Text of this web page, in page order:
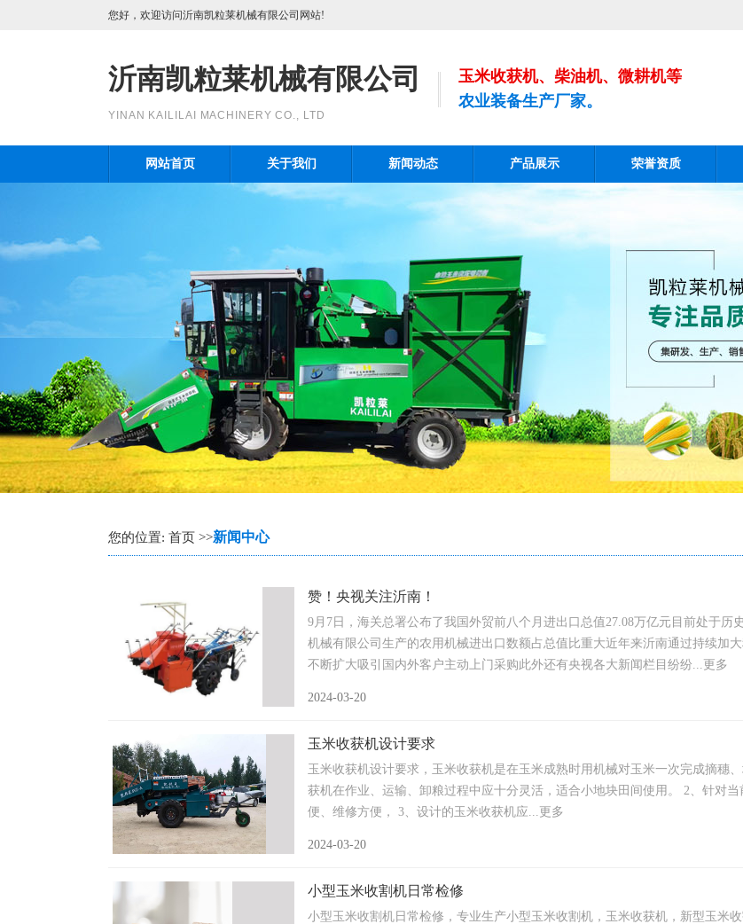
您好，欢迎访问沂南凯粒莱机械有限公司网站!
沂南凯粒莱机械有限公司
YINAN KAILILAI MACHINERY CO., LTD
玉米收获机、柴油机、微耕机等
农业装备生产厂家。
网站首页 关于我们 新闻动态 产品展示 荣誉资质
您的位置: 首页 >>新闻中心
赞！央视关注沂南！
9月7日，海关总署公布了我国外贸前八个月进出口总值27.08万亿元目前处于
机械有限公司生产的农用机械进出口数额占总值比重大近年来沂南通过持续加
不断扩大吸引国内外客户主动上门采购此外还有央视各大新闻栏目纷纷...更多
2024-03-20
玉米收获机设计要求
玉米收获机设计要求，玉米收获机是在玉米成熟时用机械对玉米一次完成摘穗
获机在作业、运输、卸粮过程中应十分灵活，适合小地块田间使用。 2、针对
便、维修方便， 3、设计的玉米收获机应...更多
2024-03-20
小型玉米收割机日常检修
小型玉米收割机日常检修，专业生产小型玉米收割机，玉米收获机，新型玉米